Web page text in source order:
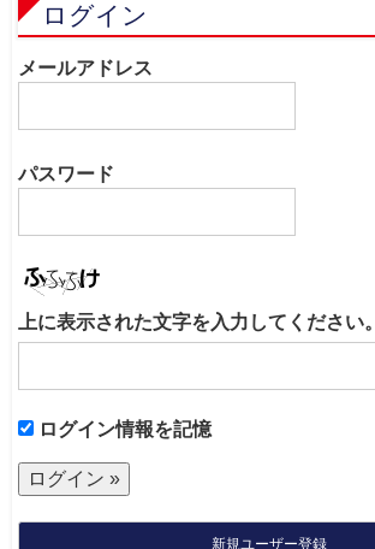
ログイン
メールアドレス
パスワード
上に表示された文字を入力してください。
ログイン情報を記憶
新規ユーザー登録